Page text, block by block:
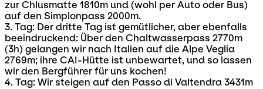
zur Chlusmatte 1810m und (wohl per Auto oder Bus)
auf den Simplonpass 2000m.
3. Tag: Der dritte Tag ist gemütlicher, aber ebenfalls
beeindruckend: Über den Chaltwasserpass 2770m
(3h) gelangen wir nach Italien auf die Alpe Veglia
2769m; ihre CAI-Hütte ist unbewartet, und so lassen
wir den Bergführer für uns kochen!
4. Tag: Wir steigen auf den Passo di Valtendra 3431m